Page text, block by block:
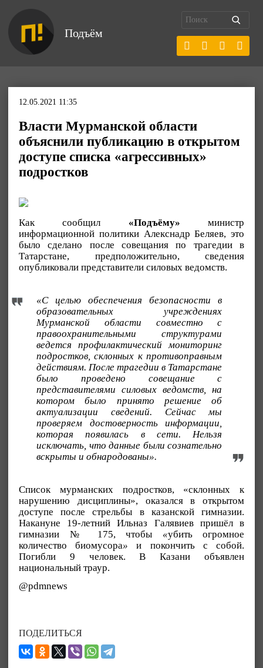
Подъём
12.05.2021 11:35
Власти Мурманской области
объяснили публикацию в открытом
доступе списка «агрессивных»
подростков
Как сообщил «Подъёму» министр
информационной политики Алекснадр Беляев, это
было сделано после совещания по трагедии в
Татарстане, предположительно, сведения
опубликовали представители силовых ведомств.
«С целью обеспечения безопасности в
образовательных учреждениях
Мурманской области совместно с
правоохранительными структурами
ведется профилактический мониторинг
подростков, склонных к противоправным
действиям. После трагедии в Татарстане
было проведено совещание с
представителями силовых ведомств, на
котором было принято решение об
актуализации сведений. Сейчас мы
проверяем достоверность информации,
которая появилась в сети. Нельзя
исключать, что данные были сознательно
вскрыты и обнародованы».
Список мурманских подростков, «склонных к
нарушению дисциплины», оказался в открытом
доступе после стрельбы в казанской гимназии.
Накануне 19-летний Ильназ Галявиев пришёл в
гимназии № 175, чтобы «убить огромное
количество биомусора» и покончить с собой.
Погибли 9 человек. В Казани объявлен
национальный траур.
@pdmnews
ПОДЕЛИТЬСЯ